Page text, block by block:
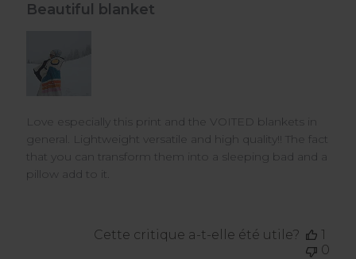
Beautiful blanket
Love especially this print and the VOITED blankets in
general. Lightweight versatile and high quality!! The fact
that you can transform them into a sleeping bad and a
pillow add to it.
Cette critique a-t-elle été utile?
1
0